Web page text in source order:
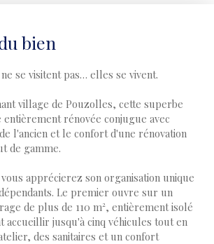
bien
se visitent pas… elles se vivent.
village de Pouzolles, cette superbe
entièrement rénovée conjugue avec
l'ancien et le confort d'une rénovation
de gamme.
apprécierez son organisation unique
Le premier ouvre sur un
de plus de 110 m², entièrement isolé
accueillir jusqu'à cinq véhicules tout en
des sanitaires et un confort